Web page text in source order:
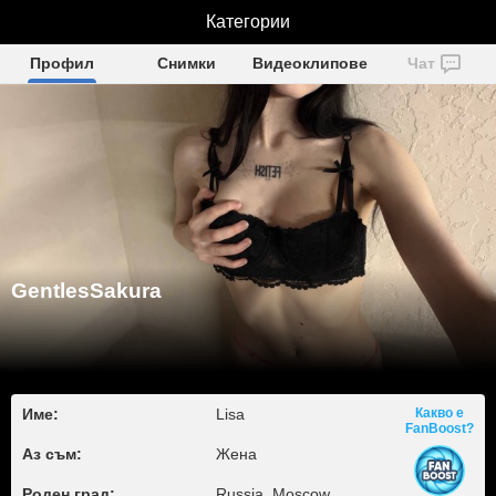
GentlesSakura
Профил Снимки Видеоклипове Чат
GentlesSakura
Име: Lisa
Аз съм: Жена
Какво е
FanBoost?
Категории